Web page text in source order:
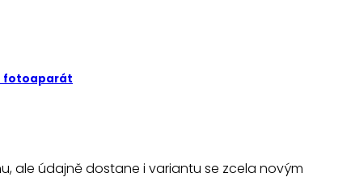
fotoaparát
ale údajně dostane i variantu se zcela novým